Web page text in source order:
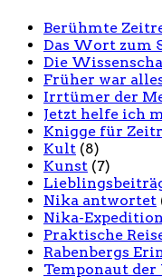
Berühmte
Das Wort zum
Die
Früher war
Irrtümer der
Jetzt helfe ich
Knigge für
Kult (8)
Kunst (7)
Nika antwortet
Nika-Expedition
Praktische
Rabenbergs
Temponaut